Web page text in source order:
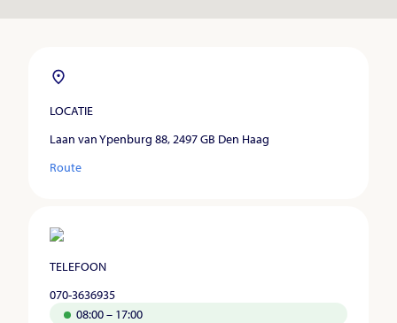
LOCATIE
Laan van Ypenburg 88, 2497 GB Den Haag
Route
TELEFOON
070-3636935
08:00 – 17:00